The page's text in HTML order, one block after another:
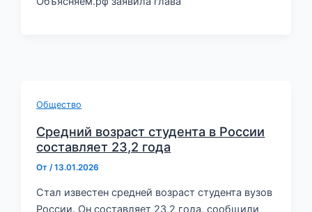
Общество
Средний возраст студента в России
составляет 23,2 года
От/13.01.2026
Стал известен средней возраст студента вузов
России. Он составляет 23,2 года, сообщили